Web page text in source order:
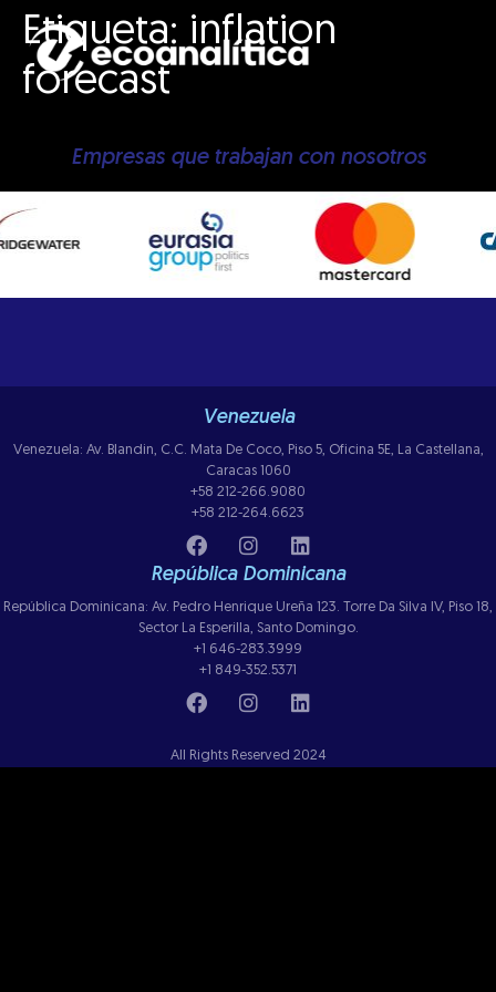
Etiqueta: inflation
forecast
Empresas que trabajan con nosotros
Venezuela
Venezuela: Av. Blandin, C.C. Mata De Coco, Piso 5, Oficina 5E, La Castellana,
Caracas 1060
+58 212-266.9080
+58 212-264.6623
República Dominicana
República Dominicana: Av. Pedro Henrique Ureña 123. Torre Da Silva IV, Piso 18,
Sector La Esperilla, Santo Domingo.
+1 646-283.3999
+1 849-352.5371
All Rights Reserved 2024